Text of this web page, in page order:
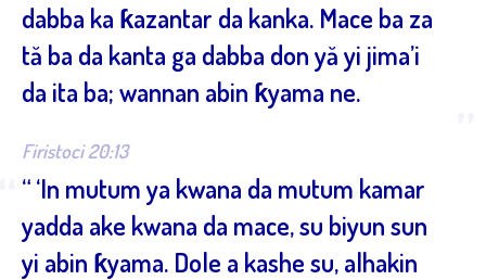
dabba ka ƙazantar da kanka. Mace ba za
tă ba da kanta ga dabba don yă yi jima’i
da ita ba; wannan abin ƙyama ne.
Firistoci 20:13
“ ‘In mutum ya kwana da mutum kamar
yadda ake kwana da mace, su biyun sun
yi abin ƙyama. Dole a kashe su, alhakin